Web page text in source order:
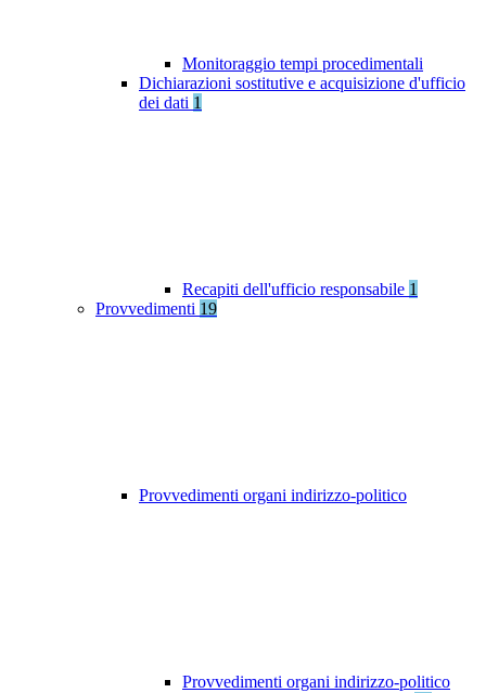
Monitoraggio tempi procedimentali
Dichiarazioni sostitutive e acquisizione d'ufficio
dei dati 1
Recapiti dell'ufficio responsabile 1
Provvedimenti 19
Provvedimenti organi indirizzo-politico
Provvedimenti organi indirizzo-politico